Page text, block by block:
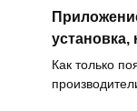
установка,
Как только